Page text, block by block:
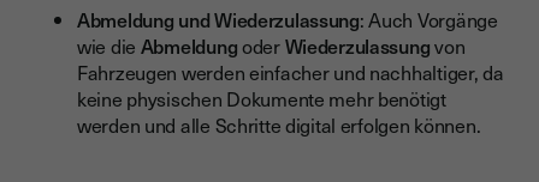
Abmeldung und Wiederzulassung: Auch Vorgänge
wie die AbmeldungoderWiederzulassungvon
Fahrzeugen werden einfacher und nachhaltiger, da
keine physischen Dokumente mehr benötigt
werden und alle Schritte digital erfolgen können.